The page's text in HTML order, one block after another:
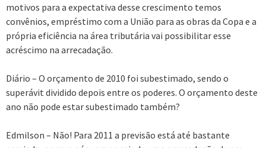
motivos para a expectativa desse crescimento temos
convênios, empréstimo com a União para as obras da Copa e a
própria eficiência na área tributária vai possibilitar esse
acréscimo na arrecadação.
Diário – O orçamento de 2010 foi subestimado, sendo o
superávit dividido depois entre os poderes. O orçamento deste
ano não pode estar subestimado também?
Edmilson – Não! Para 2011 a previsão está até bastante